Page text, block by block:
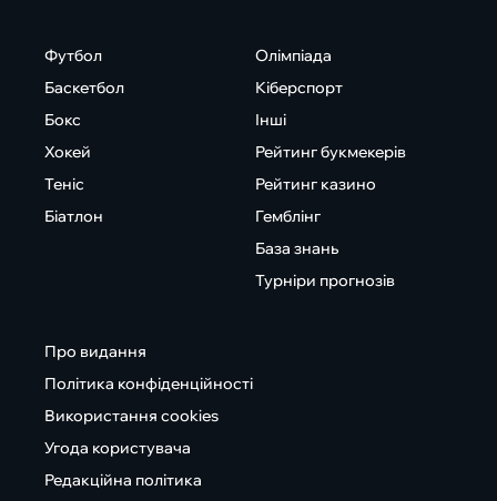
Футбол
Баскетбол
Бокс
Хокей
Теніс
Біатлон
Олімпіада
Кіберспорт
Інші
Рейтинг букмекерів
Рейтинг казино
Гемблінг
База знань
Турніри прогнозів
Про видання
Політика конфіденційності
Використання cookies
Угода користувача
Редакційна політика